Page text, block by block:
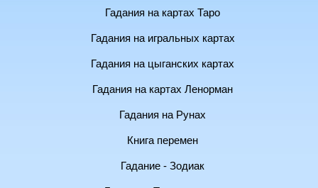
Гадания на картах Таро
Гадания на игральных картах
Гадания на цыганских картах
Гадания на картах Ленорман
Гадания на Рунах
Книга перемен
Гадание - Зодиак